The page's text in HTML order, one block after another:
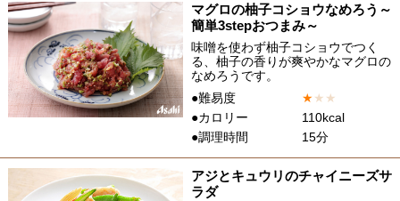
マグロの柚子コショウなめろう～
簡単3stepおつまみ～
味噌を使わず柚子コショウでつく
る、柚子の香りが爽やかなマグロの
なめろうです。
●難易度
★★ ★
●カロリー
110kcal
●調理時間
15分
アジとキュウリのチャイニーズサ
ラダ